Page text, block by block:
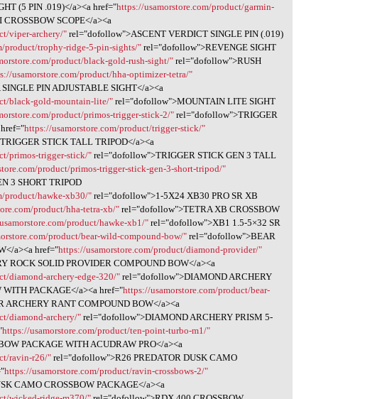
(5 PIN .019)</a><a href="https://usamorstore.com/product/garmin-
SCOPE</a><a
viper-archery/"rel="dofollow">ASCENT VERDICT SINGLE PIN (.019)
product/trophy-ridge-5-pin-sights/"rel="dofollow">REVENGE SIGHT
product/black-gold-rush-sight/" rel="dofollow">RUSH
usamorstore.com/product/hha-optimizer-tetra/"
PIN ADJUSTABLE SIGHT</a><a
black-gold-mountain-lite/"rel="dofollow">MOUNTAIN LITE SIGHT
product/primos-trigger-stick-2/" rel="dofollow">TRIGGER
https://usamorstore.com/product/trigger-stick/"
STICK TALL TRIPOD</a><a
primos-trigger-stick/"rel="dofollow">TRIGGER STICK GEN 3 TALL
product/primos-trigger-stick-gen-3-short-tripod/"
3 SHORT TRIPOD
product/hawke-xb30/" rel="dofollow">1-5X24 XB30 PRO SR XB
product/hha-tetra-xb/"rel="dofollow">TETRA XB CROSSBOW
product/hawke-xb1/"rel="dofollow">XB1 1.5-5×32 SR
product/bear-wild-compound-bow/"rel="dofollow">BEAR
a><a href="https://usamorstore.com/product/diamond-provider/"
ROCK SOLID PROVIDER COMPOUND BOW</a><a
diamond-archery-edge-320/" rel="dofollow">DIAMOND ARCHERY
PACKAGE</a><a href="https://usamorstore.com/product/bear-
RANT COMPOUND BOW</a><a
diamond-archery/"rel="dofollow">DIAMOND ARCHERY PRISM 5-
https://usamorstore.com/product/ten-point-turbo-m1/"
PACKAGE WITH ACUDRAW PRO</a><a
ravin-r26/" rel="dofollow">R26 PREDATOR DUSK CAMO
https://usamorstore.com/product/ravin-crossbows-2/"
CAMO CROSSBOW PACKAGE</a><a